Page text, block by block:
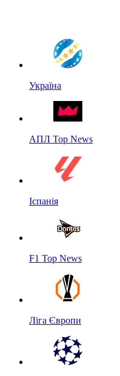
Україна
АПЛ Top News
Іспанія
F1 Top News
Ліга Європи